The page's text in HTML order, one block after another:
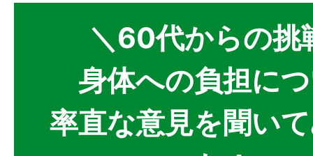
＼60代からの挑
身体への負担に
率直な意見を聞い